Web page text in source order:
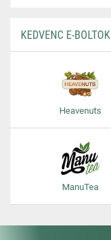
KEDVENC E-BOLTOK
Heavenuts
ManuTea